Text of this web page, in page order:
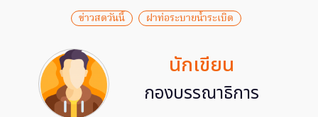
ข่าวสดวันนี้ ฝาท่อระบายน้ำระเบิด
นักเขียน
กองบรรณาธิการ